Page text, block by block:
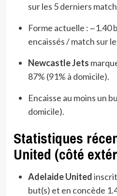
sur les 5 derniers
Forme actuelle : ~1.40
encaissés / match sur
Newcastle Jets
87% (91% à domicile).
Encaisse au moins un
domicile).
Statistiques
United (côté
Adelaide United
but(s) et en concède